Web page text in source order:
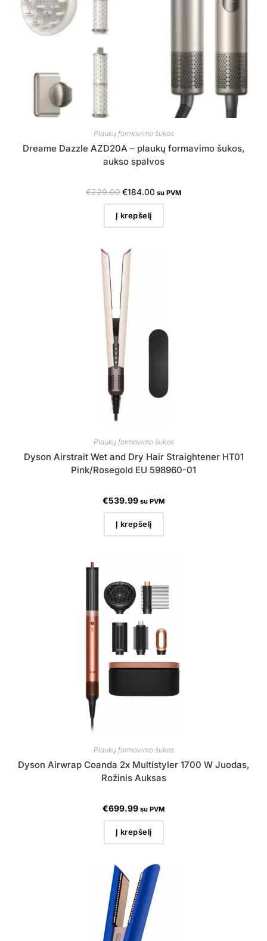
Plaukų formavimo šukos
Dreame Dazzle AZD20A – plaukų formavimo šukos,
aukso spalvos
€229.00€184.00 su PVM
Į krepšelį
Plaukų formavimo šukos
Dyson Airstrait Wet and Dry Hair Straightener HT01
Pink/Rosegold EU 598960-01
€539.99 su PVM
Į krepšelį
Plaukų formavimo šukos
Dyson Airwrap Coanda 2x Multistyler 1700 W Juodas,
Rožinis Auksas
€699.99 su PVM
Į krepšelį